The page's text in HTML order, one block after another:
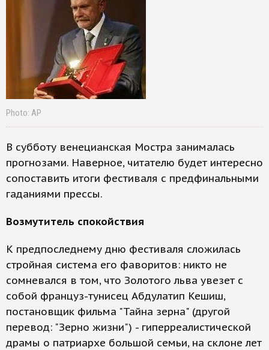
Photo: AP
В субботу венецианская Мостра занималась
прогнозами. Наверное, читателю будет интересно
сопоставить итоги фестиваля с предфинальными
гаданиями прессы.
Возмутитель спокойствия
К предпоследнему дню фестиваля сложилась
стройная система его фаворитов: никто не
сомневался в том, что Золотого льва увезет с
собой француз-тунисец Абдулатип Кешиш,
постановщик фильма "Тайна зерна" (другой
перевод: "Зерно жизни") - гиперреалистической
драмы о патриархе большой семьи, на склоне лет